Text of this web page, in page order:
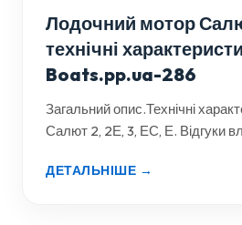
Лодочний мотор
технічні
Boats.pp.ua-286
Загальний опис.Технічні
Салют 2, 2Е, 3, ЕС, Е. Відгуки
ДЕТАЛЬНІШЕ →